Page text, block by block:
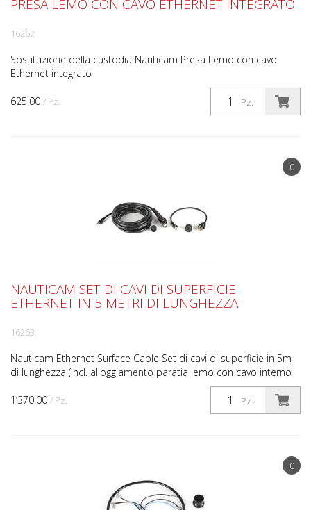
625.00 / Pz. Pz.
PRESA LEMO CON CAVO ETHERNET INTEGRATO
16262
Sostituzione della custodia Nauticam Presa Lemo con cavo
Ethernet integrato
0
1’370.00 / Pz. Pz.
NAUTICAM SET DI CAVI DI SUPERFICIE
ETHERNET IN 5 METRI DI LUNGHEZZA
16263
Nauticam Ethernet Surface Cable Set di cavi di superficie in 5m
di lunghezza (incl. alloggiamento paratia lemo con cavo interno
0